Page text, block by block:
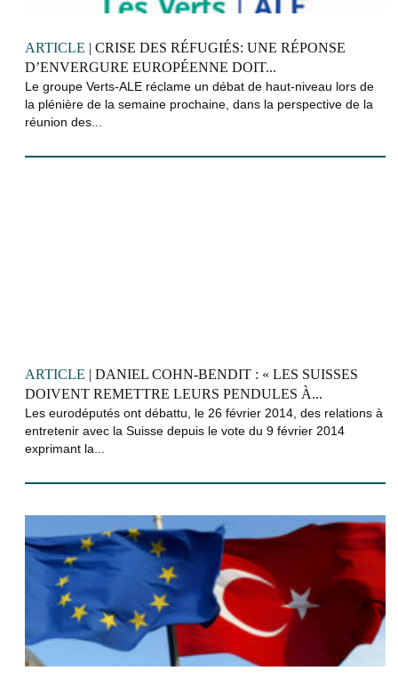
ARTICLE | CRISE DES RÉFUGIÉS: UNE RÉPONSE
D’ENVERGURE EUROPÉENNE DOIT...
Le groupe Verts-ALE réclame un débat de haut-niveau lors de
la plénière de la semaine prochaine, dans la perspective de la
réunion des...
ARTICLE | DANIEL COHN-BENDIT : « LES SUISSES
DOIVENT REMETTRE LEURS PENDULES À...
Les eurodéputés ont débattu, le 26 février 2014, des relations à
entretenir avec la Suisse depuis le vote du 9 février 2014
exprimant la...